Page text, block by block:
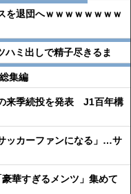
を退団へｗｗｗｗｗｗｗｗ
ミ出しで精子尽きるま
集編
来季続投を発表 J1百年構
ッカーファンになる」…サ
華すぎるメンツ」集めて